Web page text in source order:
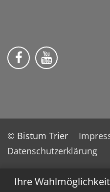
Ihre
Wir auf Facebook
Wir auf
© Bistum Trier
Datenschutzerklärung